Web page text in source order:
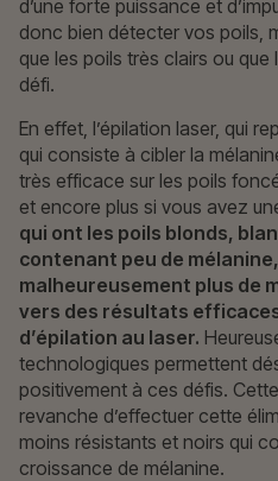
d’une forte puissance et
donc bien détecter vos poils,
que les poils très clairs ou
défi.
En effet, l’épilation laser, qui
qui consiste à cibler la
très efficace sur les poils
et encore plus si vous avez
qui ont les poils blonds,
contenant peu de
malheureusement plus de
vers des résultats
d’épilation au laser.
technologiques permettent
positivement à ces défis.
revanche d’effectuer cette
moins résistants et noirs qui
croissance de mélanine.